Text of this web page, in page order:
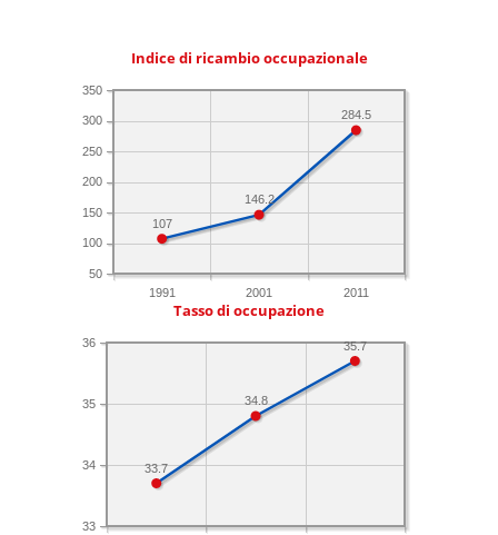
Indice di ricambio occupazionale
1991 2001 2011
50
100
150
200
250
300
350
284.5
146.2
107
Tasso di occupazione
33
34
35
36 35.7
34.8
33.7